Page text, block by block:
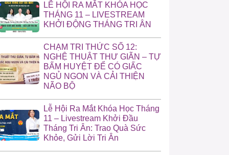
LỄ HỘI RA MẮT KHÓA HỌC
THÁNG 11 – LIVESTREAM
KHỞI ĐỘNG THÁNG TRI ÂN
CHẠM TRI THỨC SỐ 12:
NGHỆ THUẬT THƯ GIÃN – TỰ
BẤM HUYỆT ĐỂ CÓ GIẤC
NGỦ NGON VÀ CẢI THIỆN
NÃO BỘ
Lễ Hội Ra Mắt Khóa Học Tháng
11 – Livestream Khởi Đầu
Tháng Tri Ân: Trao Quà Sức
Khỏe, Gửi Lời Tri Ân